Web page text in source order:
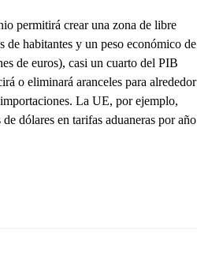
permitirá crear una zona de libre
habitantes y un peso económico de
de euros), casi un cuarto del PIB
o eliminará aranceles para alrededor
La UE, por ejemplo,
dólares en tarifas aduaneras por año